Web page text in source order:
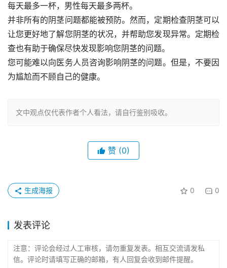
每天最多一杯，男性每天最多两杯。
并非所有的阴茎问题都能被预防。然而，定期检查阴茎可以
让您更好地了解您阴茎的状况，并帮助您发现异常。定期检
查也有助于确保尽快发现影响您阴茎的问题。
您可能难以向医务人员咨询影响阴茎的问题。但是，不要因
为尴尬而不顾自己的健康。
文中观点仅代表作者个人看法，请自行鉴别吸收。
赞 (0)
0 0
生成海报
发表评论